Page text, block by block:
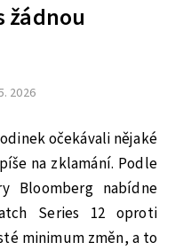
žádnou
2026
očekávali nějaké
na zklamání. Podle
Bloomberg nabídne
Series 12 oproti
minimum změn, a to